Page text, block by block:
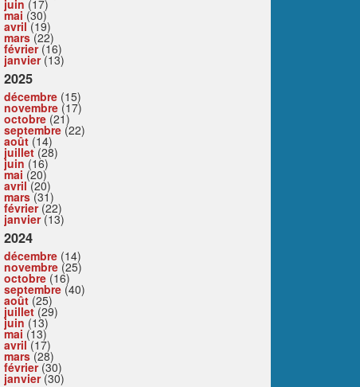
juin (17)
mai (30)
avril(19)
mars(22)
février(16)
janvier(13)
2025
décembre (15)
novembre (17)
octobre (21)
septembre (22)
août (14)
juillet(28)
juin (16)
mai (20)
avril(20)
mars(31)
février(22)
janvier(13)
2024
décembre (14)
novembre (25)
octobre (16)
septembre (40)
août (25)
juillet(29)
juin (13)
mai (13)
avril(17)
mars(28)
février(30)
janvier(30)